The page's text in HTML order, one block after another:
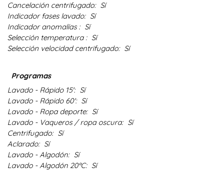
Cancelación centrifugado: Sí
Indicador fases lavado: Sí
Indicador anomalías : Sí
Selección temperatura : Sí
Selección velocidad centrifugado: Sí
Programas
Lavado - Rápido 15': Sí
Lavado - Rápido 60': Sí
Lavado - Ropa deporte: Sí
Lavado - Vaqueros / ropa oscura: Sí
Centrifugado: Sí
Aclarado: Sí
Lavado - Algodón: Sí
Lavado - Algodón 20ºC: Sí